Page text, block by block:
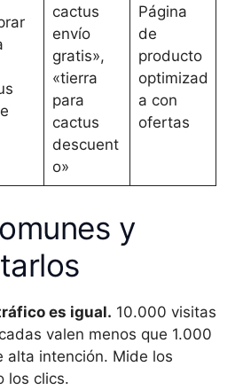
cactus
envío
gratis»,
«tierra
para
cactus
descuent
o»
Página
de
producto
optimizad
a con
ofertas
y
es igual. 10.000 visitas
valen menos que 1.000
alta intención. Mide los
los clics.